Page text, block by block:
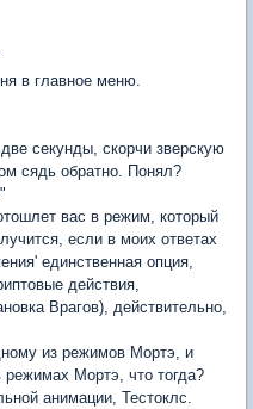
в главное меню.
секунды, скорчи зверскую
сядь обратно. Понял?
вас в режим, который
если в моих ответах
единственная опция,
действия,
Врагов), действительно,
из режимов Мортэ, и
режимах Мортэ, что тогда?
анимации, Тестоклс.